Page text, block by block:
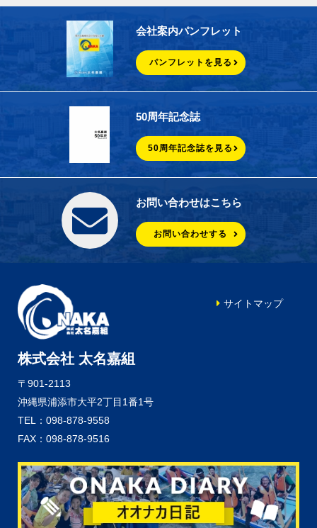
会社案内パンフレット
パンフレットを見る
50周年記念誌
50周年記念誌を見る
お問い合わせはこちら
お問い合わせする
株式会社 太名嘉組
〒901-2113
沖縄県浦添市大平2丁目1番1号
TEL：098-878-9558
FAX：098-878-9516
サイトマップ